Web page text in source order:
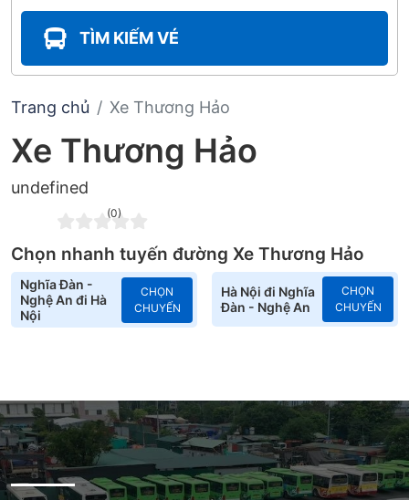
TÌM KIẾM VÉ
Trang chủ Xe Thương Hảo
Xe Thương Hảo
undefined
(0)
Chọn nhanh tuyến đường Xe Thương Hảo
Nghĩa Đàn -
Nghệ An đi Hà
Nội
CHỌN
CHUYẾN
Hà Nội đi Nghĩa
Đàn - Nghệ An
CHỌN
CHUYẾN